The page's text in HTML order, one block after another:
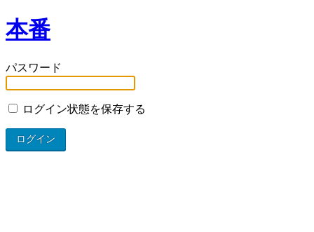
本番
パスワード
ログイン状態を保存する